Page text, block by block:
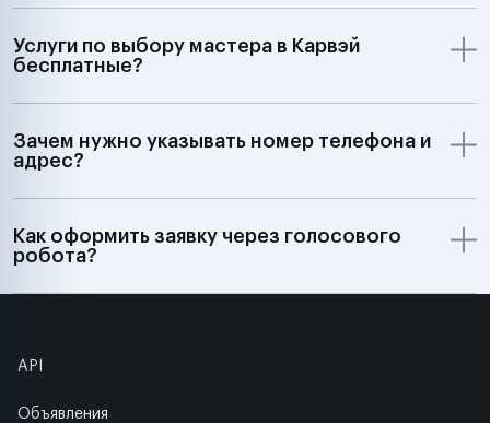
Услуги по выбору мастера в Карвэй
бесплатные?
Зачем нужно указывать номер телефона и
адрес?
Как оформить заявку через голосового
робота?
API
Объявления